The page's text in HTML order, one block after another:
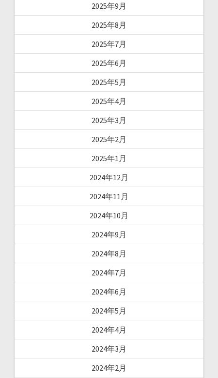
2025年9月
2025年8月
2025年7月
2025年6月
2025年5月
2025年4月
2025年3月
2025年2月
2025年1月
2024年12月
2024年11月
2024年10月
2024年9月
2024年8月
2024年7月
2024年6月
2024年5月
2024年4月
2024年3月
2024年2月